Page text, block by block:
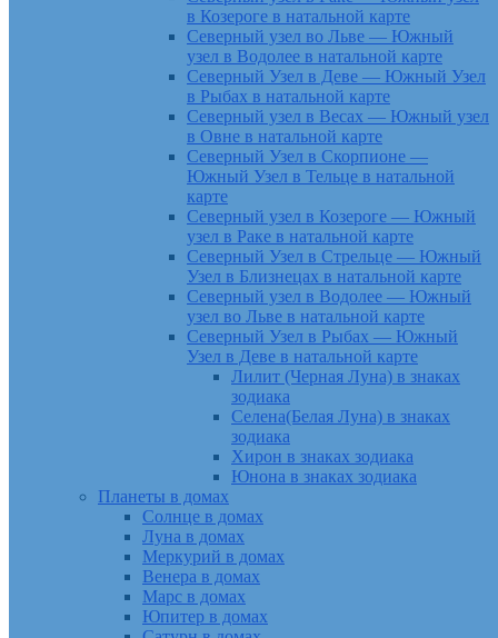
в Козероге в натальной карте
Северный узел во Льве — Южный
узел в Водолее в натальной карте
Северный Узел в Деве — Южный Узел
в Рыбах в натальной карте
Северный узел в Весах — Южный узел
в Овне в натальной карте
Северный Узел в Скорпионе —
Южный Узел в Тельце в натальной
карте
Северный узел в Козероге — Южный
узел в Раке в натальной карте
Северный Узел в Стрельце — Южный
Узел в Близнецах в натальной карте
Северный узел в Водолее — Южный
узел во Льве в натальной карте
Северный Узел в Рыбах — Южный
Узел в Деве в натальной карте
Лилит (Черная Луна) в знаках
зодиака
Селена(Белая Луна) в знаках
зодиака
Хирон в знаках зодиака
Юнона в знаках зодиака
Планеты в домах
Солнце в домах
Луна в домах
Меркурий в домах
Венера в домах
Марс в домах
Юпитер в домах